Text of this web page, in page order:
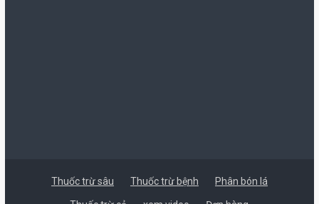
Thuốc trừ sâu Thuốc trừ bệnh Phân bón lá